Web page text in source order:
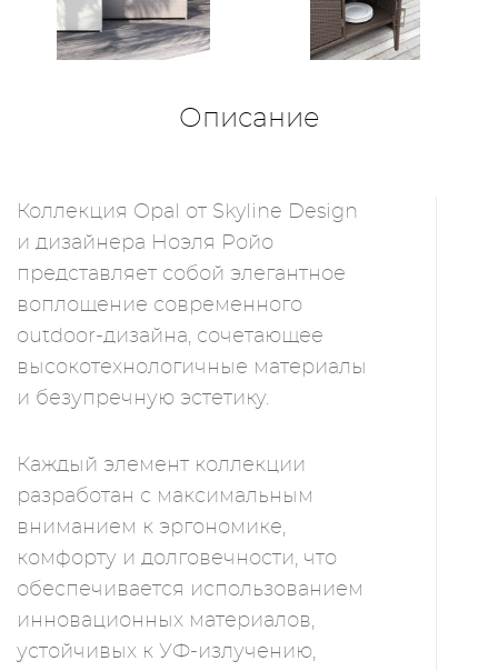
Описание
Коллекция Opal от Skyline Design
и дизайнера Ноэля Ройо
представляет собой элегантное
воплощение современного
outdoor-дизайна, сочетающее
высокотехнологичные материалы
и безупречную эстетику.
Каждый элемент коллекции
разработан с максимальным
вниманием к эргономике,
комфорту и долговечности, что
обеспечивается использованием
инновационных материалов,
устойчивых к УФ-излучению,